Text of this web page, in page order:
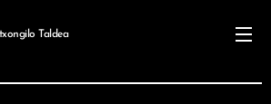
Taldea